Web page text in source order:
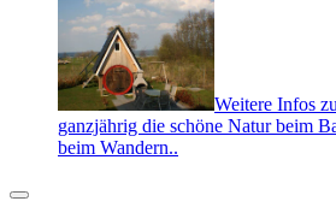
Weitere Infos
ganzjährig die schöne Natur beim
beim Wandern..